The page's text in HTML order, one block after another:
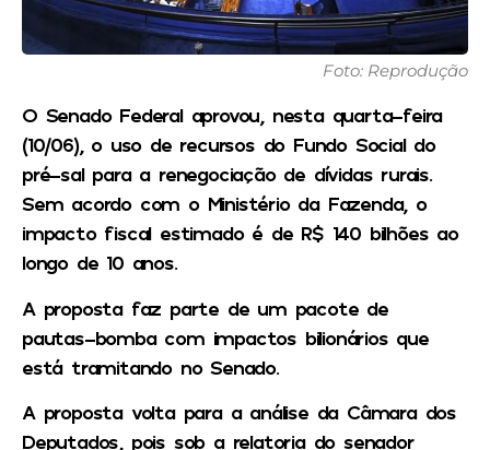
Foto: Reprodução
O Senado Federal aprovou, nesta quarta-feira
(10/06), o uso de recursos do Fundo Social do
pré-sal para a renegociação de dívidas rurais.
Sem acordo com o Ministério da Fazenda, o
impacto fiscal estimado é de R$ 140 bilhões ao
longo de 10 anos.
A proposta faz parte de um pacote de
pautas-bomba com impactos bilionários que
está tramitando no Senado.
A proposta volta para a análise da Câmara dos
Deputados, pois sob a relatoria do senador